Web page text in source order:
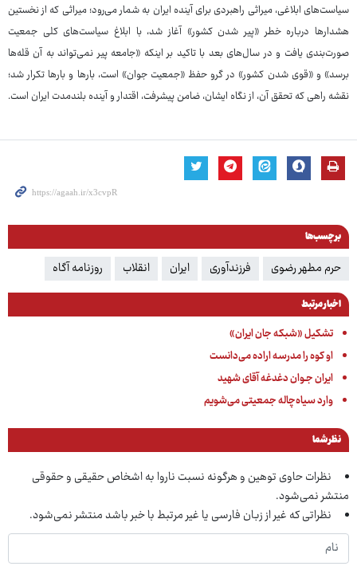
سیاست‌های ابلاغی، میراثی راهبردی برای آینده ایران به شمار می‌رود؛ میراثی که از نخستین
هشدارها درباره خطر «پیر شدن کشور» آغاز شد، با ابلاغ سیاست‌های کلی جمعیت
صورت‌بندی یافت و در سال‌های بعد با تاکید بر اینکه «جامعه پیر نمی‌تواند به آن قله‌ها
برسد» و «قوی شدن کشور» در گرو حفظ «جمعیت جوان» است، بارها و بارها تکرار شد؛
نقشه راهی که تحقق آن، از نگاه ایشان، ضامن پیشرفت، اقتدار و آینده بلندمدت ایران است.
برچسب‌ها
حرم مطهر رضوی فرزندآوری ایران انقلاب روزنامه آگاه
اخبار مرتبط
تشکیل «شبکه جان ایران»
او کوه را مدرسه اراده می‌دانست
ایران جـوان دغدغه آقای شهید
وارد سیاه‌چاله جمعیتی می‌شویم
نظر شما
نظرات حاوی توهین و هرگونه نسبت ناروا به اشخاص حقیقی و حقوقی
منتشر نمی‌شود.
نظراتی که غیر از زبان فارسی یا غیر مرتبط با خبر باشد منتشر نمی‌شود.